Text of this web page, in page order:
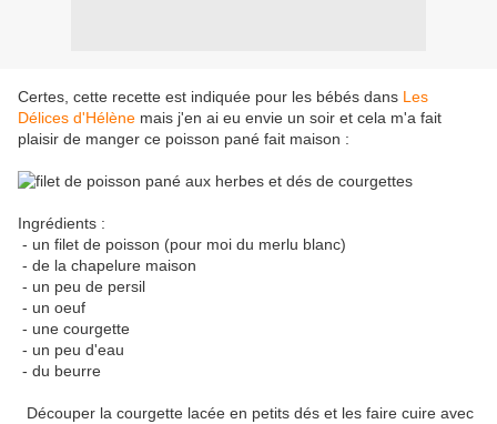
Certes, cette recette est indiquée pour les bébés dans Les
Délices d'Hélène mais j'en ai eu envie un soir et cela m'a fait
plaisir de manger ce poisson pané fait maison :
Ingrédients :
- un filet de poisson (pour moi du merlu blanc)
- de la chapelure maison
- un peu de persil
- un oeuf
- une courgette
- un peu d'eau
- du beurre
Découper la courgette lacée en petits dés et les faire cuire avec